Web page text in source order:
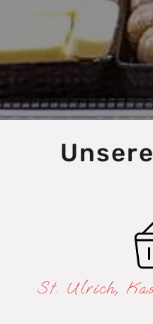
St. Ulrich,